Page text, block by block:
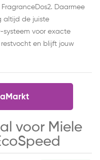
Daarmee
altijd de juiste
systeem voor exacte
en blijft jouw
voor Miele